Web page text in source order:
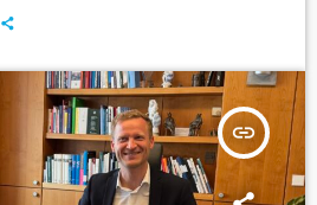
insert_link